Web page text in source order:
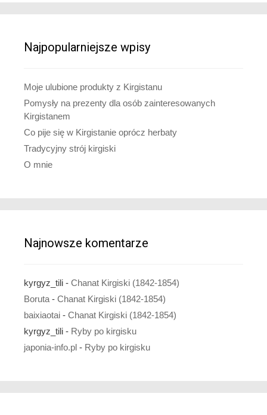
Najpopularniejsze wpisy
Moje ulubione produkty z Kirgistanu
Pomysły na prezenty dla osób zainteresowanych
Kirgistanem
Co pije się w Kirgistanie oprócz herbaty
Tradycyjny strój kirgiski
O mnie
Najnowsze komentarze
kyrgyz_tili - Chanat Kirgiski (1842-1854)
Boruta - Chanat Kirgiski (1842-1854)
baixiaotai - Chanat Kirgiski (1842-1854)
kyrgyz_tili - Ryby po kirgisku
japonia-info.pl - Ryby po kirgisku